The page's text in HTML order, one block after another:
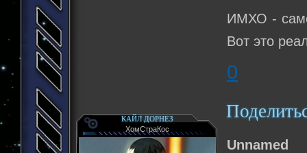
ИМХО -
Вот это
0
КАЙЛ ДОРНЕЗ
ХомСтраКос
Unnamed